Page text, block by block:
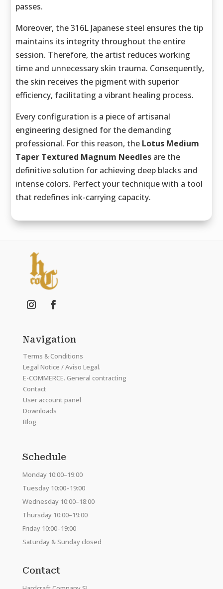
passes.
Moreover, the 316L Japanese steel ensures the tip
maintains its integrity throughout the entire
session. Therefore, the artist reduces working
time and unnecessary skin trauma. Consequently,
the skin receives the pigment with superior
efficiency, facilitating a vibrant healing process.
Every configuration is a piece of artisanal
engineering designed for the demanding
professional. For this reason, the Lotus Medium
Taper Textured Magnum Needles are the
definitive solution for achieving deep blacks and
intense colors. Perfect your technique with a tool
that redefines ink-carrying capacity.
Navigation
Terms & Conditions
Legal Notice / Aviso Legal.
E-COMMERCE. General contracting
Contact
User account panel
Downloads
Blog
Schedule
Monday 10:00–19:00
Tuesday 10:00–19:00
Wednesday 10:00–18:00
Thursday 10:00–19:00
Friday 10:00–19:00
Saturday & Sunday closed
Contact